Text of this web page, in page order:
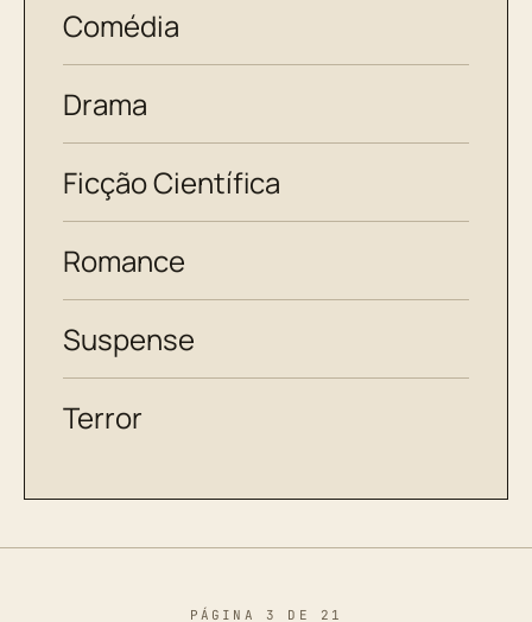
Comédia
Drama
Ficção Científica
Romance
Suspense
Terror
PÁGINA 3 DE 21